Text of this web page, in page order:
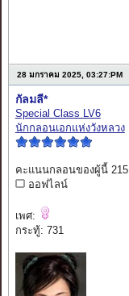
28 มกราคม 2025, 03:27:PM
กัลมลี*
Special Class LV6
นักกลอนเอกแห่งวังหลวง
คะแนนกลอนของผู้นี้ 215
ออฟไลน์
เพศ:
กระทู้: 731